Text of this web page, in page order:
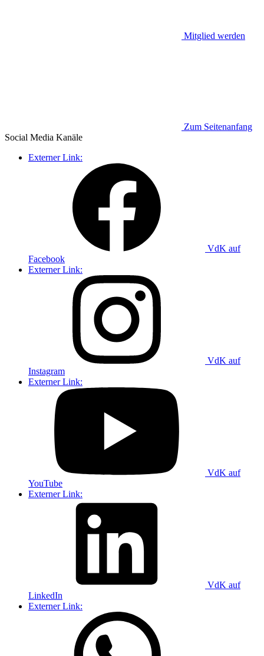
Mitglied werden
Zum Seitenanfang
Social Media Kanäle
Externer Link:
VdK auf
Facebook
Externer Link:
VdK auf
Instagram
Externer Link:
VdK auf
YouTube
Externer Link:
VdK auf
LinkedIn
Externer Link: